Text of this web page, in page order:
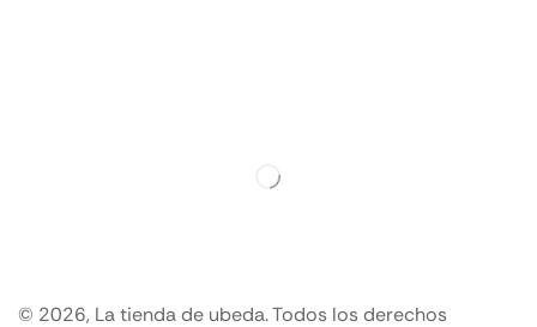
© 2026, La tienda de ubeda. Todos los derechos